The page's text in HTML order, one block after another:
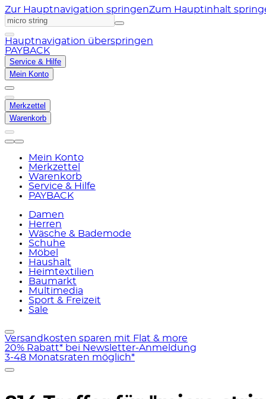
Zur Hauptnavigation springenZum Hauptinhalt
Hauptnavigation überspringen
PAYBACK
Service & Hilfe
Mein Konto
Merkzettel
Warenkorb
Mein Konto
Merkzettel
Warenkorb
Service & Hilfe
PAYBACK
Damen
Herren
Wäsche & Bademode
Schuhe
Möbel
Haushalt
Heimtextilien
Baumarkt
Multimedia
Sport & Freizeit
Sale
Versandkosten sparen mit Flat & more
20% Rabatt* bei Newsletter-Anmeldung
3-48 Monatsraten möglich*